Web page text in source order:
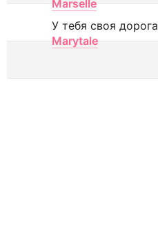
Marselle
У тебя своя дорога
Marytale